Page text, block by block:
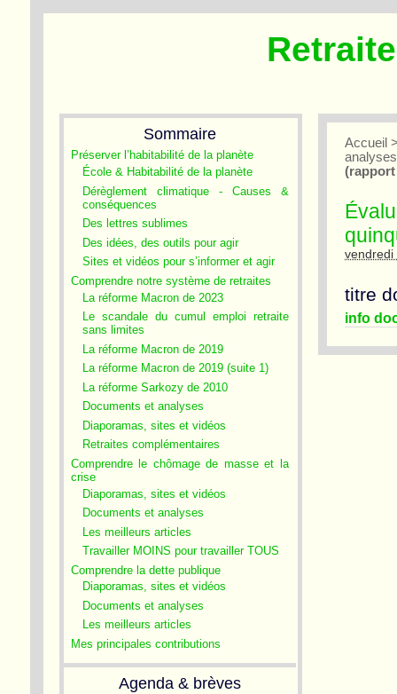
Sommaire
Préserver l’habitabilité de la planète
École & Habitabilité de la planète
Dérèglement climatique - Causes &
conséquences
Des lettres sublimes
Des idées, des outils pour agir
Sites et vidéos pour s’informer et agir
Comprendre notre système de retraites
La réforme Macron de 2023
Le scandale du cumul emploi retraite
sans limites
La réforme Macron de 2019
La réforme Macron de 2019 (suite 1)
La réforme Sarkozy de 2010
Documents et analyses
Diaporamas, sites et vidéos
Retraites complémentaires
Comprendre le chômage de masse et la
crise
Diaporamas, sites et vidéos
Documents et analyses
Les meilleurs articles
Travailler MOINS pour travailler TOUS
Comprendre la dette publique
Diaporamas, sites et vidéos
Documents et analyses
Les meilleurs articles
Mes principales contributions
Agenda & brèves
Accueil
analyses
(rapport
vendredi
titre
info